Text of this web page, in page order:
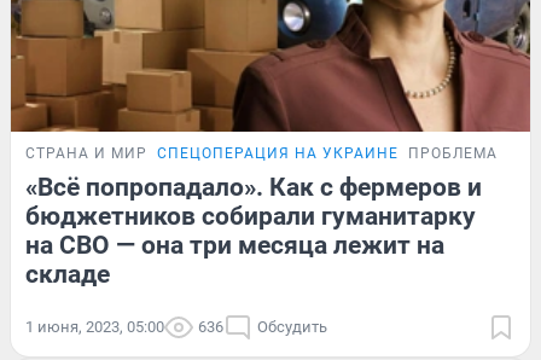
СТРАНА И МИР СПЕЦОПЕРАЦИЯ НА УКРАИНЕ ПРОБЛЕМА
«Всё попропадало». Как с фермеров и
бюджетников собирали гуманитарку
на СВО — она три месяца лежит на
складе
1 июня, 2023, 05:00 636 Обсудить